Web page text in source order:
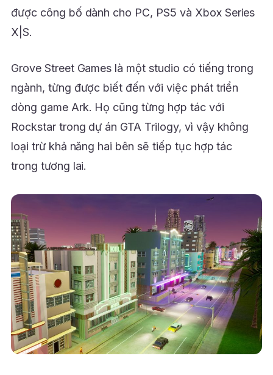
được công bố dành cho PC, PS5 và Xbox Series
X|S.
Grove Street Games là một studio có tiếng trong
ngành, từng được biết đến với việc phát triển
dòng game Ark. Họ cũng từng hợp tác với
Rockstar trong dự án GTA Trilogy, vì vậy không
loại trừ khả năng hai bên sẽ tiếp tục hợp tác
trong tương lai.